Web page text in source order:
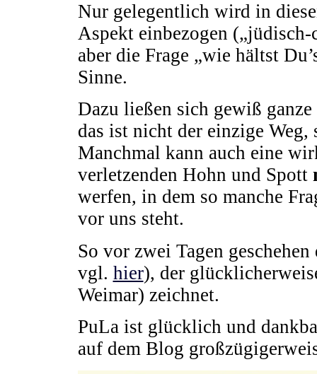
Nur gelegentlich wird in
Aspekt einbezogen
aber die Frage „wie hältst
Sinne.
Dazu ließen sich gewiß
das ist nicht der einzige Weg,
Manchmal kann auch eine
verletzenden Hohn und Spott
werfen, in dem so manche
vor uns steht.
So vor zwei Tagen
vgl. hier), der
Weimar) zeichnet.
PuLa ist glücklich und
auf dem Blog